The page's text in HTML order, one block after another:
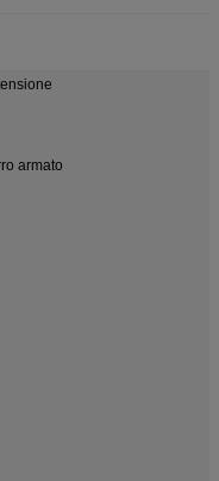
armato